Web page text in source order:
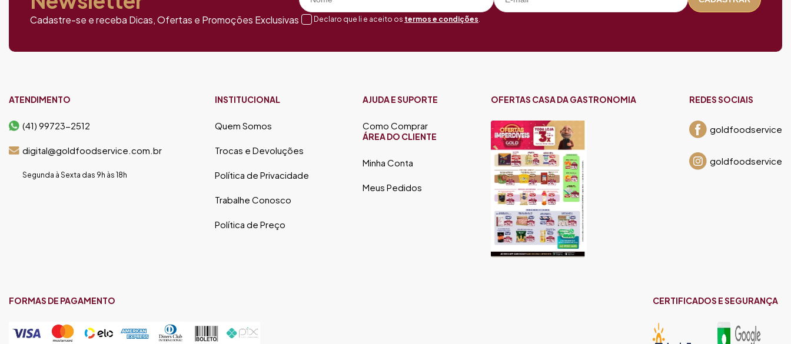
Cadastre-se e receba Dicas, Ofertas e Promoções Exclusivas Declaro que li e aceito os termos e condições.
ATENDIMENTO
(41) 99723-2512
digital@goldfoodservice.com.br
Segunda à Sexta das 9h às 18h
INSTITUCIONAL
Quem Somos
Trocas e Devoluções
Política de Privacidade
Trabalhe Conosco
Política de Preço
AJUDA E SUPORTE
Como Comprar
ÁREA DO CLIENTE
Minha Conta
Meus Pedidos
OFERTAS CASA DA GASTRONOMIA REDES SOCIAIS
goldfoodservice
goldfoodservice
FORMAS DE PAGAMENTO CERTIFICADOS E SEGURANÇA